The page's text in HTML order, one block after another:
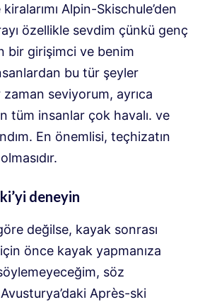
Alpin-Skischule’den
özellikle sevdim çünkü genç
bir girişimci ve benim
bu tür şeyler
seviyorum, ayrıca
tüm insanlar çok havalı. ve
En önemlisi, teçhizatın
deneyin
değilse, kayak sonrası
önce kayak yapmanıza
söz
Après-ski